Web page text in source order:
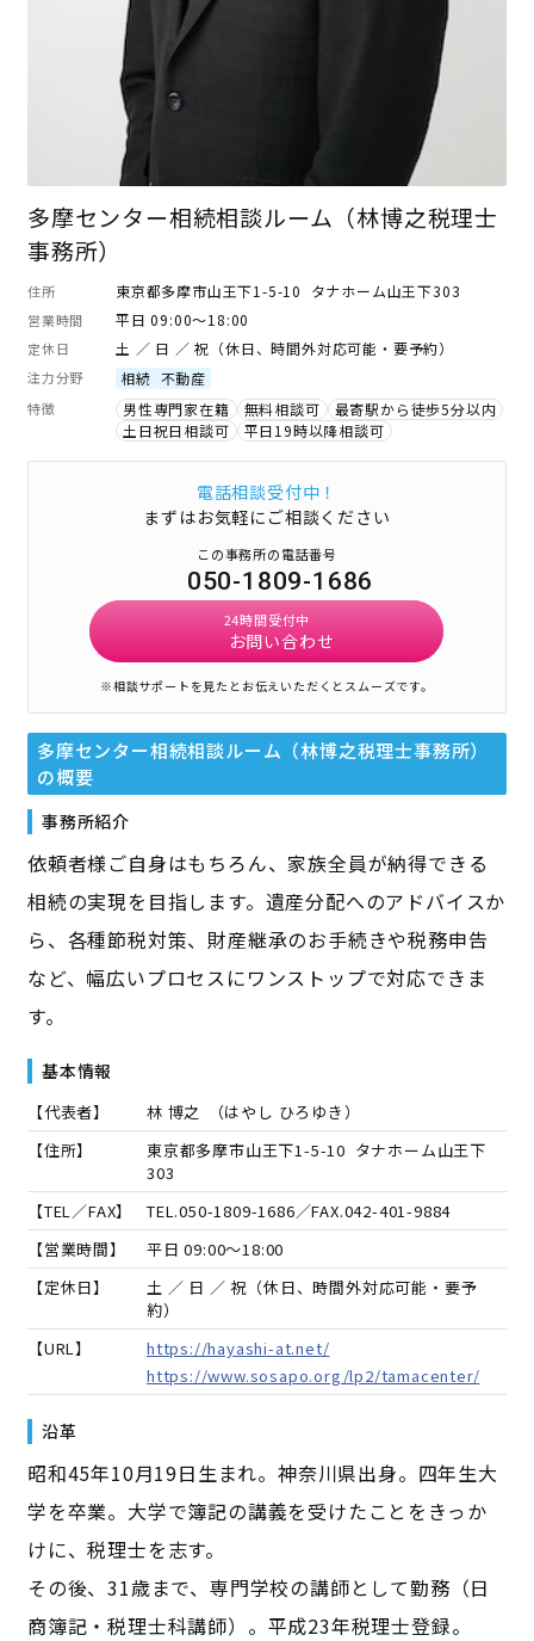
多摩センター相続相談ルーム（林博之税理士
事務所）
住所 東京都多摩市山王下1-5-10 タナホーム山王下303
営業時間 平日 09:00～18:00
定休日 土 ／ 日 ／ 祝（休日、時間外対応可能・要予約）
注力分野 相続 不動産
特徴 男性専門家在籍 無料相談可
最寄駅から徒歩5分以内
土日祝日相談可
平日19時以降相談可
電話相談受付中！
まずはお気軽にご相談ください
この事務所の電話番号
050-1809-1686
24時間受付中
お問い合わせ
※相談サポートを見たとお伝えいただくとスムーズです。
多摩センター相続相談ルーム（林博之税理士事務所）
の概要
事務所紹介
依頼者様ご自身はもちろん、家族全員が納得できる
相続の実現を目指します。遺産分配へのアドバイスか
ら、各種節税対策、財産継承のお手続きや税務申告
など、幅広いプロセスにワンストップで対応できま
す。
基本情報
【代表者】 林 博之 （はやし ひろゆき）
【住所】
東京都多摩市山王下1-5-10 タナホーム山王下
303
【TEL／FAX】
TEL.050-1809-1686／FAX.042-401-9884
【営業時間】
平日 09:00～18:00
【定休日】
土 ／ 日 ／ 祝（休日、時間外対応可能・要予
約）
【URL】
https://hayashi-at.net/
https://www.sosapo.org/lp2/tamacenter/
沿革
昭和45年10月19日生まれ。神奈川県出身。四年生大
学を卒業。大学で簿記の講義を受けたことをきっか
けに、税理士を志す。
その後、31歳まで、専門学校の講師として勤務（日
商簿記・税理士科講師）。平成23年税理士登録。